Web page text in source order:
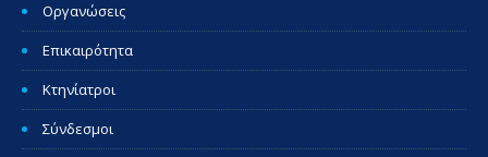
Οργανώσεις
Επικαιρότητα
Κτηνίατροι
Σύνδεσμοι